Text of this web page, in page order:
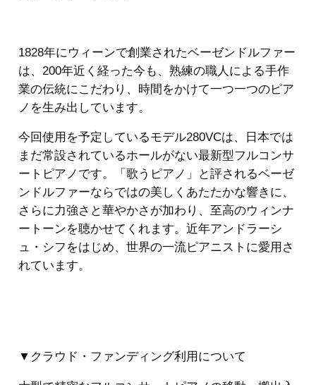
1828年にウィーンで創業されたベーゼンドルファー
は、200年近く経った今も、熟練の職人による手作
業の伝統にこだわり、時間をかけて一つ一つのピア
ノを生み出しています。
今回使用を予定しているモデル280VCは、日本では
まだ常設されているホールがない最新型フルコンサ
ートピアノです。「歌うピアノ」と評されるベーゼ
ンドルファーならではの美しくあたたかな響きに、
さらに力強さと華やかさが加わり、至高のウィンナ
ートーンを聴かせてくれます。近年アンドラーシ
ュ・シフをはじめ、世界の一流ピアニストに愛用さ
れています。
▼クラウド・ファンディング利用について